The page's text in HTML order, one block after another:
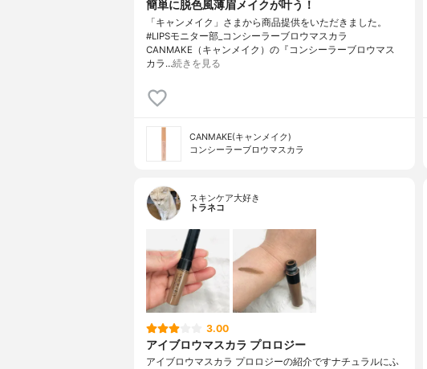
簡単に脱色風薄眉メイクが叶う！
「キャンメイク」さまから商品提供をいただきました。
#LIPSモニター部_コンシーラーブロウマスカラ
CANMAKE（キャンメイク）の『コンシーラーブロウマス
カラ…続きを見る
CANMAKE(キャンメイク)
コンシーラーブロウマスカラ
スキンケア大好き
トラネコ
3.00
アイブロウマスカラ プロロジー
アイブロウマスカラ プロロジーの紹介ですナチュラルにふ